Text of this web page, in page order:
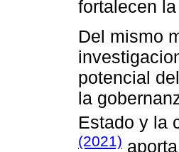
fortalecen
Del mismo
potencial
la
Estado y la
(2021)